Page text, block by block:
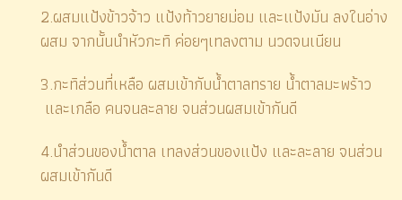
2.ผสมแป้งข้าวจ้าว แป้งท้าวยายม่อม และแป้งมัน ลงในอ่าง
ผสม จากนั้นนำหัวกะทิ ค่อยๆเทลงตาม นวดจนเนียน
3.กะทิส่วนที่เหลือ ผสมเข้ากับน้ำตาลทราย น้ำตาลมะพร้าว
และเกลือ คนจนละลาย จนส่วนผสมเข้ากันดี
4.นำส่วนของน้ำตาล เทลงส่วนของแป้ง และละลาย จนส่วน
ผสมเข้ากันดี